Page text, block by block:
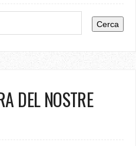
DEL NOSTRE